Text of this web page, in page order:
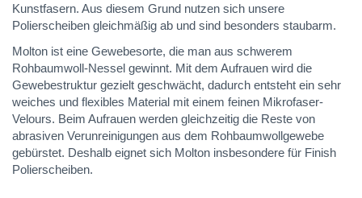
Kunstfasern. Aus diesem Grund nutzen sich unsere
Polierscheiben gleichmäßig ab und sind besonders staubarm.
Molton ist eine Gewebesorte, die man aus schwerem
Rohbaumwoll-Nessel gewinnt. Mit dem Aufrauen wird die
Gewebestruktur gezielt geschwächt, dadurch entsteht ein sehr
weiches und flexibles Material mit einem feinen Mikrofaser-
Velours. Beim Aufrauen werden gleichzeitig die Reste von
abrasiven Verunreinigungen aus dem Rohbaumwollgewebe
gebürstet. Deshalb eignet sich Molton insbesondere für Finish
Polierscheiben.